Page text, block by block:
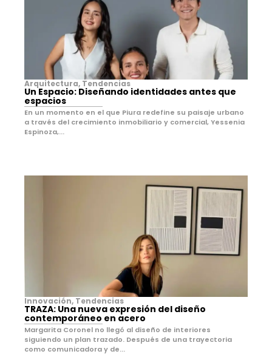
Arquitectura, Tendencias
Un Espacio: Diseñando identidades antes que
espacios
En un momento en el que Piura redefine su paisaje urbano
a través del crecimiento inmobiliario y comercial, Yessenia
Espinoza,...
Innovación, Tendencias
TRAZA: Una nueva expresión del diseño
contemporáneo en acero
Margarita Coronel no llegó al diseño de interiores
siguiendo un plan trazado. Después de una trayectoria
como comunicadora y de...